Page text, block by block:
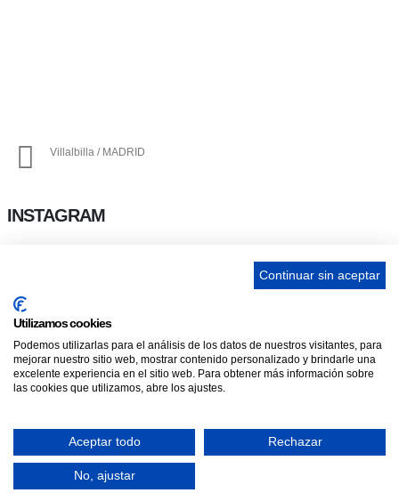
Villalbilla / MADRID
INSTAGRAM
ENLACES
Contacta
Adopta un perro
Política de Privacidad
ASCAN. © 2022. Todos los derechos reservados. Desarrollado como donación
Igor André Guerra.
Continuar sin aceptar
Utilizamos cookies
Podemos utilizarlas para el análisis de los datos de nuestros visitantes, para
mejorar nuestro sitio web, mostrar contenido personalizado y brindarle una
excelente experiencia en el sitio web. Para obtener más información sobre
las cookies que utilizamos, abre los ajustes.
Aceptar todo Rechazar
No, ajustar